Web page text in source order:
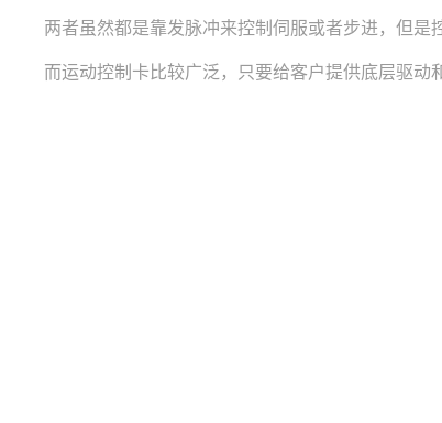
两者虽然都是靠发脉冲来控制伺服或者步进，但是
而运动控制卡比较广泛，只要给客户提供底层驱动